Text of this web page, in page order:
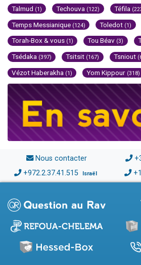
Talmud (1) Techouva (122) Téfila
Temps Messianique (124) Toledot (1)
Torah-Box & vous (1) Tou Béav (3)
Tsédaka (397) Tsitsit (167) Tsniout
Vézot Haberakha (1) Yom Kippour (318)
Nous contacter
+972.2.37.41.515 Israël